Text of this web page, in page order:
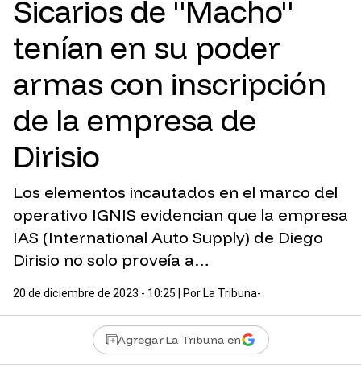
Sicarios de "Macho"
tenían en su poder
armas con inscripción
de la empresa de
Dirisio
Los elementos incautados en el marco del
operativo IGNIS evidencian que la empresa
IAS (International Auto Supply) de Diego
Dirisio no solo proveía a…
20 de diciembre de 2023 - 10:25 | Por La Tribuna-
Agregar La Tribuna en